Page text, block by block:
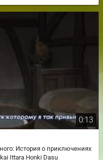
0:13
История о приключениях
Ittara Honki Dasu